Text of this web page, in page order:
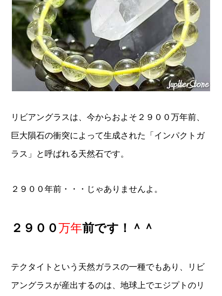
リビアングラスは、今からおよそ２９００万年前、
巨大隕石の衝突によって生成された「インパクトガ
ラス」と呼ばれる天然石です。
２９００年前・・・じゃありませんよ。
２９００万年前です！＾＾
テクタイトという天然ガラスの一種でもあり、リビ
アングラスが産出するのは、地球上でエジプトのリ